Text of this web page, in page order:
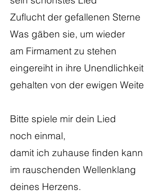
Zuflucht der gefallenen Sterne
Was gäben sie, um wieder
am Firmament zu stehen
eingereiht in ihre Unendlichkeit
gehalten von der ewigen Weite
Bitte spiele mir dein Lied
noch einmal,
damit ich zuhause finden kann
im rauschenden Wellenklang
deines Herzens.